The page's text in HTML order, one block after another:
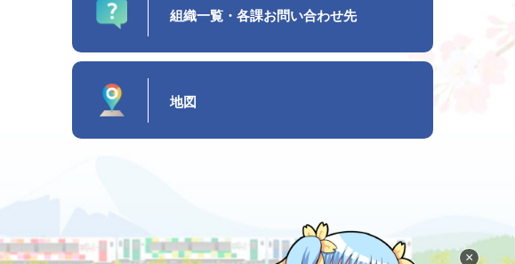
×
組織一覧・各課お問い合わせ先
地図